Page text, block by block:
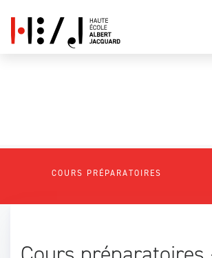
Rechercher
COURS PRÉPARATOIRES